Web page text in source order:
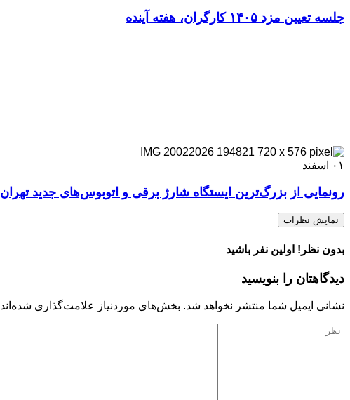
جلسه تعیین مزد ۱۴۰۵ کارگران، هفته آینده
۰۱ اسفند
رونمایی از بزرگ‌ترین ایستگاه شارژ برقی و اتوبوس‌های جدید تهران
نمایش نظرات
بدون نظر! اولین نفر باشید
دیدگاهتان را بنویسید
نشانی ایمیل شما منتشر نخواهد شد. بخش‌های موردنیاز علامت‌گذاری شده‌اند